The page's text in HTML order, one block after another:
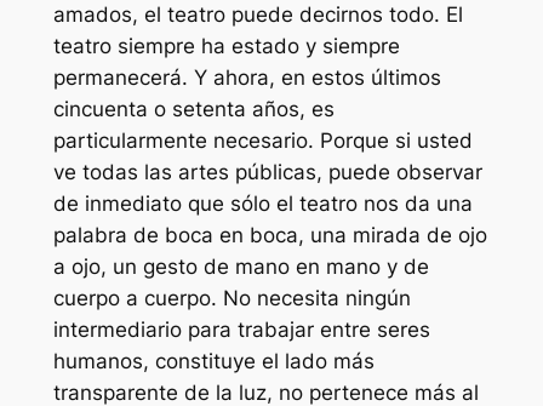
amados, el teatro puede decirnos todo. El
teatro siempre ha estado y siempre
permanecerá. Y ahora, en estos últimos
cincuenta o setenta años, es
particularmente necesario. Porque si usted
ve todas las artes públicas, puede observar
de inmediato que sólo el teatro nos da una
palabra de boca en boca, una mirada de ojo
a ojo, un gesto de mano en mano y de
cuerpo a cuerpo. No necesita ningún
intermediario para trabajar entre seres
humanos, constituye el lado más
transparente de la luz, no pertenece más al